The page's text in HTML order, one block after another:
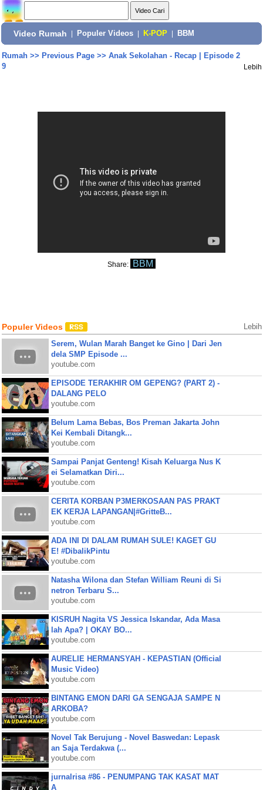
Video Rumah Populer Videos K-POP BBM
Rumah>> Previous Page>> Anak Sekolahan - Recap | Episode 2
9
Lebih
Share: BBM
Populer Videos Lebih
Serem, Wulan Marah Banget ke Gino | Dari Jen
dela SMP Episode ...
youtube.com
EPISODE TERAKHIR OM GEPENG? (PART 2) -
DALANG PELO
youtube.com
Belum Lama Bebas, Bos Preman Jakarta John
Kei Kembali Ditangk...
youtube.com
Sampai Panjat Genteng! Kisah Keluarga Nus K
ei Selamatkan Diri...
youtube.com
CERITA KORBAN P3MERKOSAAN PAS PRAKT
EK KERJA LAPANGAN|#GritteB...
youtube.com
ADA INI DI DALAM RUMAH SULE! KAGET GU
E! #DibalikPintu
youtube.com
Natasha Wilona dan Stefan William Reuni di Si
netron Terbaru S...
youtube.com
KISRUH Nagita VS Jessica Iskandar, Ada Masa
lah Apa? | OKAY BO...
youtube.com
AURELIE HERMANSYAH - KEPASTIAN (Official
Music Video)
youtube.com
BINTANG EMON DARI GA SENGAJA SAMPE N
ARKOBA?
youtube.com
Novel Tak Berujung - Novel Baswedan: Lepask
an Saja Terdakwa (...
youtube.com
jurnalrisa #86 - PENUMPANG TAK KASAT MAT
A